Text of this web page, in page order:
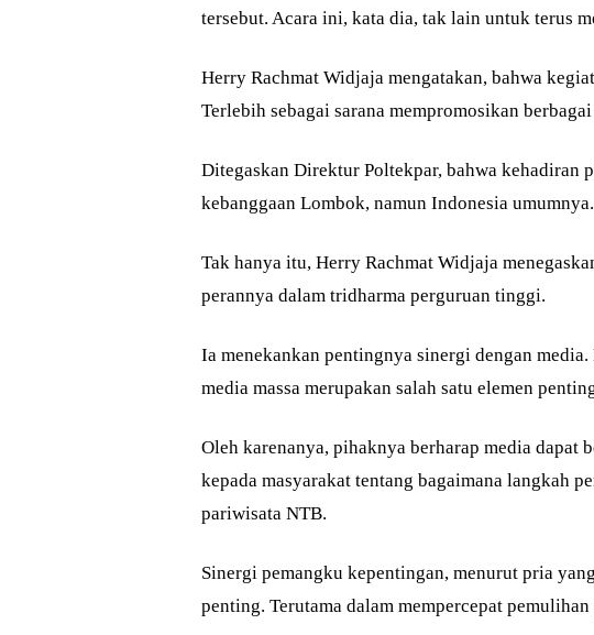
tersebut. Acara ini, kata dia, tak lain untuk terus
Herry Rachmat Widjaja mengatakan, bahwa
Terlebih sebagai sarana mempromosikan
Ditegaskan Direktur Poltekpar, bahwa kehadiran
kebanggaan Lombok, namun Indonesia umumnya.
Tak hanya itu, Herry Rachmat Widjaja
perannya dalam tridharma perguruan tinggi.
Ia menekankan pentingnya sinergi dengan
media massa merupakan salah satu elemen
Oleh karenanya, pihaknya berharap media dapat
kepada masyarakat tentang bagaimana langkah
pariwisata NTB.
Sinergi pemangku kepentingan, menurut pria
penting. Terutama dalam mempercepat